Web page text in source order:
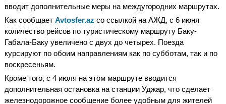
вводит дополнительные меры на междугородних маршрутах.
Как сообщает Avtosfer.az со ссылкой на АЖД, с 6 июня
количество рейсов по туристическому маршруту Баку-
Габала-Баку увеличено с двух до четырех. Поезда
курсируют по обоим направлениям как по субботам, так и по
воскресеньям.
Кроме того, с 4 июля на этом маршруте вводится
дополнительная остановка на станции Уджар, что сделает
железнодорожное сообщение более удобным для жителей